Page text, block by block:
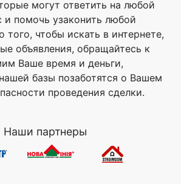
могут ответить на любой
и помочь узаконить любой
того, чтобы искать в интернете,
объявления, обращайтесь к
Ваше время и деньги,
базы позаботятся о Вашем
проведения сделки.
Наши партнеры